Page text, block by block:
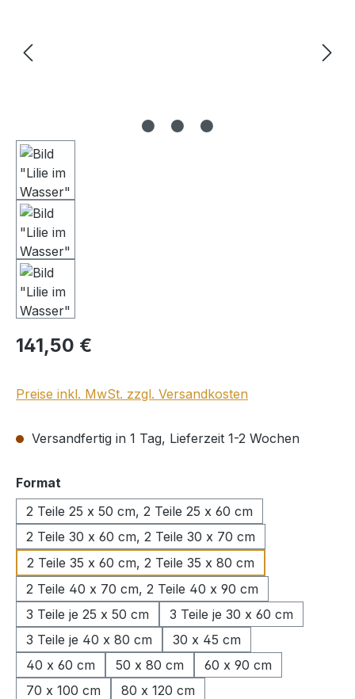
Regulärer Preis:
141,50 €
Preise inkl. MwSt. zzgl. Versandkosten
Versandfertig in 1 Tag, Lieferzeit 1-2 Wochen
Format
2 Teile 25 x 50 cm, 2 Teile 25 x 60 cm
2 Teile 30 x 60 cm, 2 Teile 30 x 70 cm
2 Teile 35 x 60 cm, 2 Teile 35 x 80 cm
2 Teile 40 x 70 cm, 2 Teile 40 x 90 cm
3 Teile je 25 x 50 cm
3 Teile je 30 x 60 cm
3 Teile je 40 x 80 cm
30 x 45 cm
40 x 60 cm
50 x 80 cm
60 x 90 cm
70 x 100 cm
80 x 120 cm